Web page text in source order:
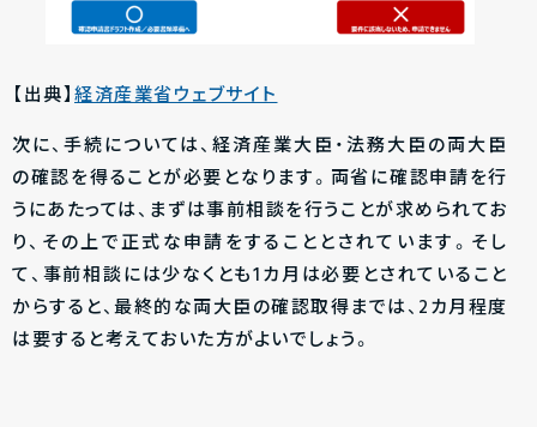
【出典】経済産業省ウェブサイト
次に、手続については、経済産業大臣・法務大臣の両大臣
の確認を得ることが必要となります。両省に確認申請を行
うにあたっては、まずは事前相談を行うことが求められてお
り、その上で正式な申請をすることとされています。そし
て、事前相談には少なくとも1カ月は必要とされていること
からすると、最終的な両大臣の確認取得までは、2カ月程度
は要すると考えておいた方がよいでしょう。